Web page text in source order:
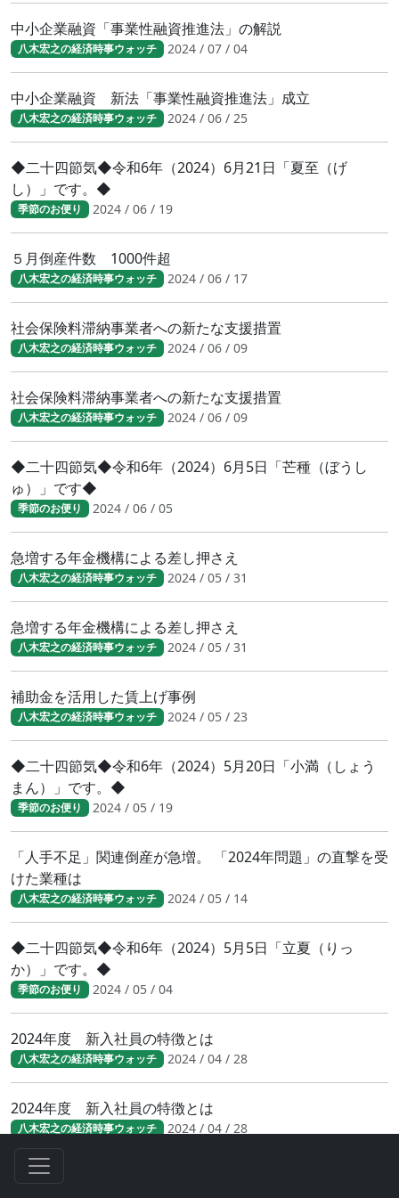
中小企業融資「事業性融資推進法」の解説
八木宏之の経済時事ウォッチ 2024 / 07 / 04
中小企業融資 新法「事業性融資推進法」成立
八木宏之の経済時事ウォッチ 2024 / 06 / 25
◆二十四節気◆令和6年（2024）6月21日「夏至（げ
し）」です。◆
季節のお便り 2024 / 06 / 19
５月倒産件数 1000件超
八木宏之の経済時事ウォッチ 2024 / 06 / 17
社会保険料滞納事業者への新たな支援措置
八木宏之の経済時事ウォッチ 2024 / 06 / 09
社会保険料滞納事業者への新たな支援措置
八木宏之の経済時事ウォッチ 2024 / 06 / 09
◆二十四節気◆令和6年（2024）6月5日「芒種（ぼうし
ゅ）」です◆
季節のお便り 2024 / 06 / 05
急増する年金機構による差し押さえ
八木宏之の経済時事ウォッチ 2024 / 05 / 31
急増する年金機構による差し押さえ
八木宏之の経済時事ウォッチ 2024 / 05 / 31
補助金を活用した賃上げ事例
八木宏之の経済時事ウォッチ 2024 / 05 / 23
◆二十四節気◆令和6年（2024）5月20日「小満（しょう
まん）」です。◆
季節のお便り 2024 / 05 / 19
「人手不足」関連倒産が急増。 「2024年問題」の直撃を受
けた業種は
八木宏之の経済時事ウォッチ 2024 / 05 / 14
◆二十四節気◆令和6年（2024）5月5日「立夏（りっ
か）」です。◆
季節のお便り 2024 / 05 / 04
2024年度 新入社員の特徴とは
八木宏之の経済時事ウォッチ 2024 / 04 / 28
2024年度 新入社員の特徴とは
八木宏之の経済時事ウォッチ 2024 / 04 / 28
財務省／賃上げ動向調査 中堅・中小にも広がる賃上げ